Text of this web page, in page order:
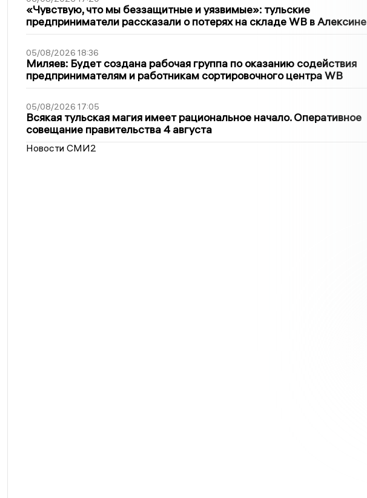
«Чувствую, что мы беззащитные и уязвимые»: тульские
предприниматели рассказали о потерях на складе WB в Алексине
05/08/2026 18:36
Миляев: Будет создана рабочая группа по оказанию содействия
предпринимателям и работникам сортировочного центра WB
05/08/2026 17:05
Всякая тульская магия имеет рациональное начало. Оперативное
совещание правительства 4 августа
Новости СМИ2